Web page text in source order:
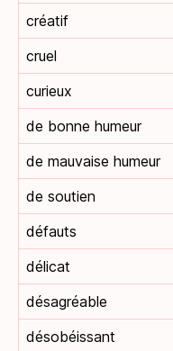
créatif
cruel
curieux
de bonne humeur
de mauvaise humeur
de soutien
défauts
délicat
désagréable
désobéissant